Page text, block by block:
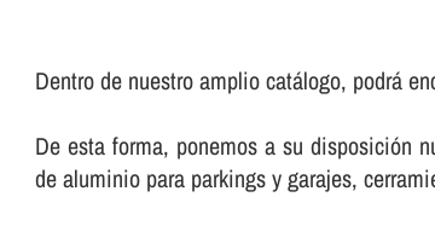
Dentro de nuestro amplio catálogo, podrá
De esta forma, ponemos a su disposición
de aluminio para parkings y garajes,